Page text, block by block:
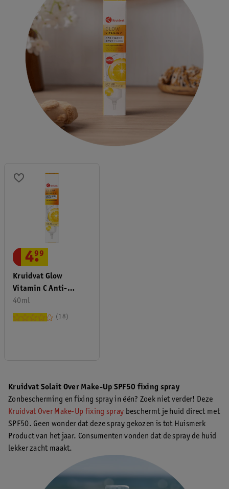
Kruidvat Glow
Vitamin C Anti-
Pigmentvlekken
Fluïde
40ml
4.
99
18
Kruidvat Solait Over Make-Up SPF50 fixing spray
Zonbescherming en fixing spray in één? Zoek niet verder! Deze
Kruidvat Over Make-Up fixing spray beschermt je huid direct met
SPF50. Geen wonder dat deze spray gekozen is tot Huismerk
Product van het jaar. Consumenten vonden dat de spray de huid
lekker zacht maakt.